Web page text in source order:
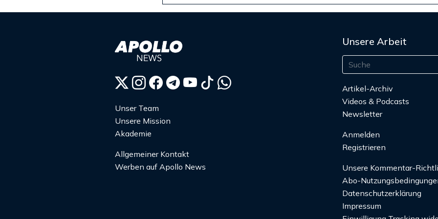
Unser Team
Unsere Mission
Akademie
Allgemeiner Kontakt
Werben auf Apollo News
Unsere Arbeit
Artikel-Archiv
Videos & Podcasts
Newsletter
Anmelden
Registrieren
Unsere Kommentar-
Abo-
Datenschutzerklärung
Impressum